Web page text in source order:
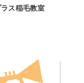
ス稲毛教室